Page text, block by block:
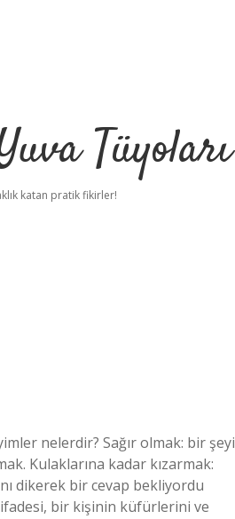
Tüyoları
katan pratik fikirler!
nelerdir? Sağır olmak: bir şeyi
Kulaklarına kadar kızarmak:
dikerek bir cevap bekliyordu
ifadesi, bir kişinin küfürlerini ve